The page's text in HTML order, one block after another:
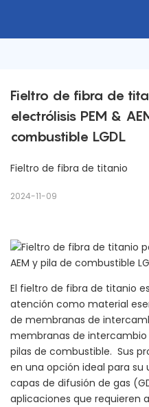
Fieltro de fibra de
electrólisis PEM &
combustible LGDL
Fieltro de fibra de titanio
2024-11-09
El fieltro de fibra de titanio
atención como material
de membranas de
membranas de intercambio
pilas de combustible. Sus
en una opción ideal para
capas de difusión de gas
aplicaciones que requieren